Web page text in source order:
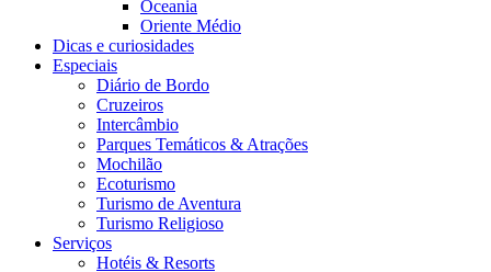
Oceania
Oriente Médio
Dicas e curiosidades
Especiais
Diário de Bordo
Cruzeiros
Intercâmbio
Parques Temáticos & Atrações
Mochilão
Ecoturismo
Turismo de Aventura
Turismo Religioso
Serviços
Hotéis & Resorts